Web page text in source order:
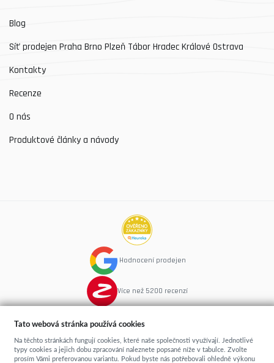
Blog
Síť prodejen Praha Brno Plzeň Tábor Hradec Králové Ostrava
Kontakty
Recenze
O nás
Produktové články a návody
Hodnocení prodejen
Více než 5200 recenzí
copyright © 2015Spime.cz- postele, rošty, matrace
Tato webová stránka používá cookies
Na těchto stránkách fungují cookies, které naše společnosti využívají. Jednotlivé
typy cookies a jejich dobu zpracování naleznete popsané níže v tabulce. Zvolte
prosím Vámi preferovanou variantu. Pokud byste nás potřebovali ohledně výkonu